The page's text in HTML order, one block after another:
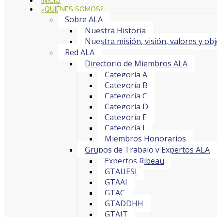
¿QUIÉNES SOMOS?
Sobre ALA
Nuestra Historia
Nuestra misión, visión, valores y
Red ALA
Directorio de Miembros ALA
Categoría A
Categoría B
Categoría C
Categoría D
Categoría E
Categoría J
Miembros Honorarios
Grupos de Trabajo y Expertos ALA
Expertos Ribeau
GTAUESI
GTAAI
GTAC
GTADDHH
GTAIT